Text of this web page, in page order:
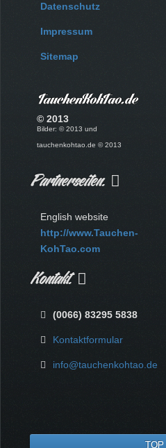
Datenschutz
Impressum
Sitemap
© 2013
Bilder: © 2013 und
tauchenkohtao.de © 2013
Partnerseiten.
English website
http://www.Tauchen-
KohTao.com
Kontakt.
(0066) 83295 5838
Kontaktformular
info@tauchenkohtao.de
TOP